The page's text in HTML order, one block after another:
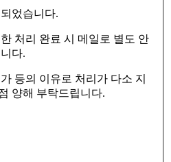
었습니다.
처리 완료 시 메일로 별도 안
다.
등의 이유로 처리가 다소 지
양해 부탁드립니다.